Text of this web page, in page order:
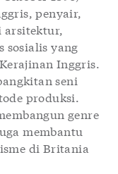
penyair,
arsitektur,
sosialis yang
Inggris.
seni
produksi.
genre
membantu
di Britania